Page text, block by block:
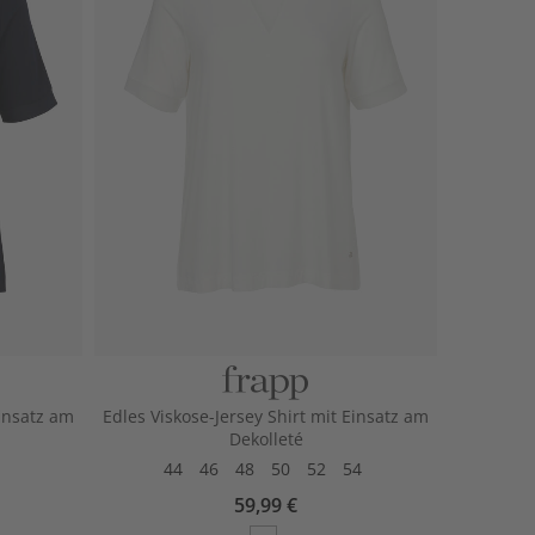
am
Edles Viskose-Jersey Shirt mit Einsatz am
Dekolleté
44
46 48 50 52 54
59,99 €